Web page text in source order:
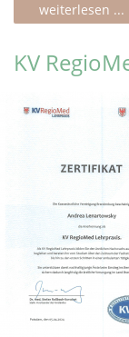
weiterlesen ...
KV